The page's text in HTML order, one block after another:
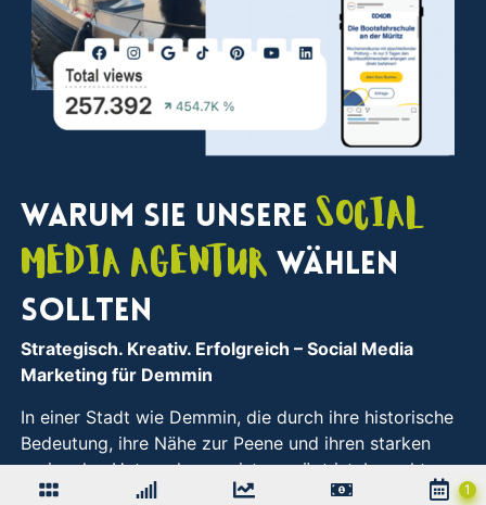
Warum Sie unsere Social
Media Agentur wählen
sollten
Strategisch. Kreativ. Erfolgreich – Social Media
Marketing für Demmin
In einer Stadt wie Demmin, die durch ihre historische
Bedeutung, ihre Nähe zur Peene und ihren starken
regionalen Unternehmergeist geprägt ist, braucht es
individuelle Strategien, um auch digital sichtbar und